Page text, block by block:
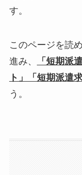
す。
このページを読
進み、
「短期派
ト」「短期派遣
う。